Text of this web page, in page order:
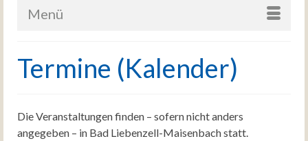
Menü
Termine (Kalender)
Die Veranstaltungen finden – sofern nicht anders
angegeben – in Bad Liebenzell-Maisenbach statt.